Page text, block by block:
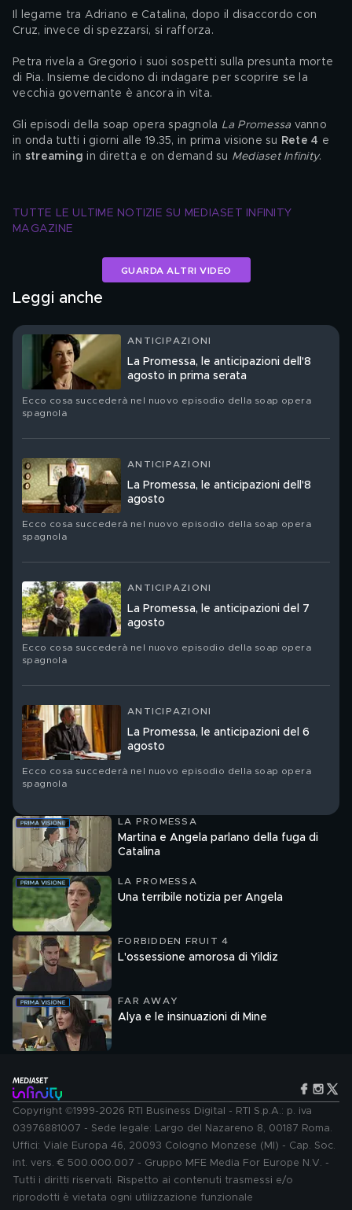
Il legame tra Adriano e Catalina, dopo il disaccordo con
Cruz, invece di spezzarsi, si rafforza.
Petra rivela a Gregorio i suoi sospetti sulla presunta morte
di Pia. Insieme decidono di indagare per scoprire se la
vecchia governante è ancora in vita.
Gli episodi della soap opera spagnola La Promessa vanno
in onda tutti i giorni alle 19.35, in prima visione su Rete 4 e
in streaming in diretta e on demand su Mediaset Infinity.
TUTTE LE ULTIME NOTIZIE SU MEDIASET INFINITY
MAGAZINE
GUARDA ALTRI VIDEO
Leggi anche
ANTICIPAZIONI
La Promessa, le anticipazioni dell'8
agosto in prima serata
Ecco cosa succederà nel nuovo episodio della soap opera
spagnola
ANTICIPAZIONI
La Promessa, le anticipazioni dell'8
agosto
Ecco cosa succederà nel nuovo episodio della soap opera
spagnola
ANTICIPAZIONI
La Promessa, le anticipazioni del 7
agosto
Ecco cosa succederà nel nuovo episodio della soap opera
spagnola
ANTICIPAZIONI
La Promessa, le anticipazioni del 6
agosto
Ecco cosa succederà nel nuovo episodio della soap opera
spagnola
LA PROMESSA
Martina e Angela parlano della fuga di
Catalina
LA PROMESSA
Una terribile notizia per Angela
FORBIDDEN FRUIT 4
L'ossessione amorosa di Yildiz
FAR AWAY
Alya e le insinuazioni di Mine
Copyright ©1999-2026 RTI Business Digital - RTI S.p.A.: p. iva
03976881007 - Sede legale: Largo del Nazareno 8, 00187 Roma.
Uffici: Viale Europa 46, 20093 Cologno Monzese (MI) - Cap. Soc.
int. vers. € 500.000.007 - Gruppo MFE Media For Europe N.V. -
Tutti i diritti riservati. Rispetto ai contenuti trasmessi e/o
riprodotti è vietata ogni utilizzazione funzionale